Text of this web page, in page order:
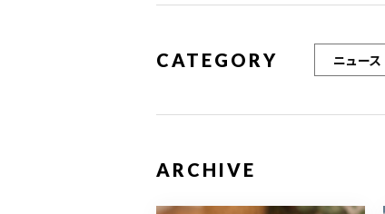
CATEGORY ニュース
ARCHIVE